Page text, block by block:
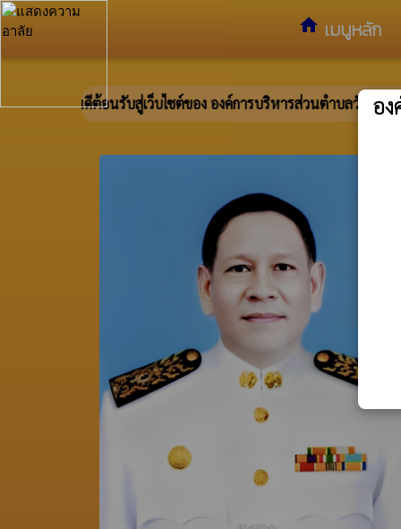
home เมนูหลัก
อำเภอวังทอง จังหวัดพิษณุโลก
ยินดีต้อนรับสู่เว็บไซต์ของ องค์การบริหารส่วนตำบลวังนกแอ่น อ